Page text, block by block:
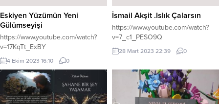
Eskiyen Yüzümün Yeni
Gülümseyişi
https://www.youtube.com/watch?
v=17KqTt_ExBY
4 Ekim 2023 16:10 0
İsmail Akşit .Islık Çalarsın
https://www.youtube.com/watch?
v=7_c1_PESO9Q
28 Mart 2023 22:39 0